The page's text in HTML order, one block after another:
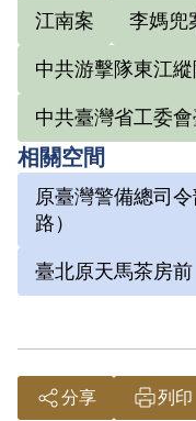
江南案 李媽兜
中共游擊隊東江
中共臺灣省工委
相關空間
原臺灣警備總司
路）
臺北原天馬茶房前
分享 列印